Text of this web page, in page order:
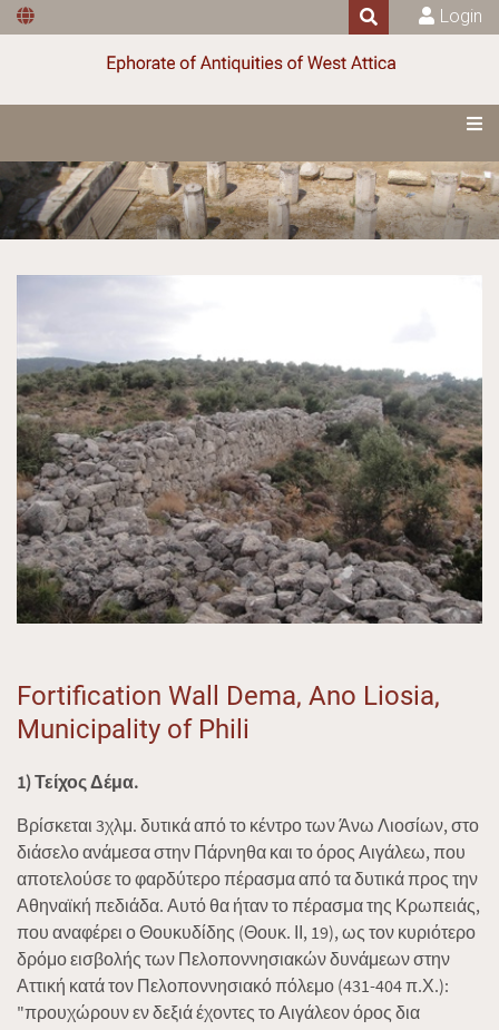
Login
Fortification Wall Dema, Ano Liosia,
Municipality of Phili
1) Τείχος Δέμα.
Βρίσκεται 3χλμ. δυτικά από το κέντρο των Άνω Λιοσίων, στο
διάσελο ανάμεσα στην Πάρνηθα και το όρος Αιγάλεω, που
αποτελούσε το φαρδύτερο πέρασμα από τα δυτικά προς την
Αθηναϊκή πεδιάδα. Αυτό θα ήταν το πέρασμα της Κρωπειάς,
που αναφέρει ο Θουκυδίδης (Θουκ. ΙΙ, 19), ως τον κυριότερο
δρόμο εισβολής των Πελοποννησιακών δυνάμεων στην
Αττική κατά τον Πελοποννησιακό πόλεμο (431-404 π.Χ.):
"προυχώρουν εν δεξιά έχοντες το Αιγάλεον όρος δια